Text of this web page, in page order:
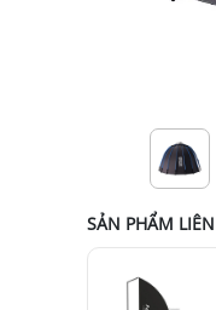
SẢN PHẨM